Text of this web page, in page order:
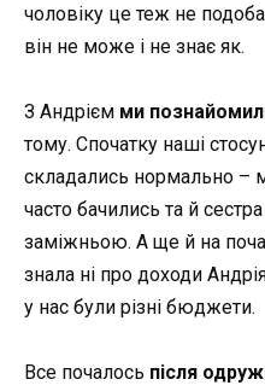
чоловіку це теж не
він не може і не знає як.
З Андрієм ми
тому. Спочатку наші
складались нормально
часто бачились та й
заміжньою. А ще й на
знала ні про доходи
у нас були різні бюджети.
Все почалось після